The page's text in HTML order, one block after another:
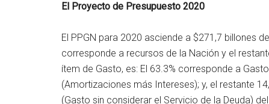
El Proyecto de Presupuesto 2020
El PPGN para 2020 asciende a $271,7 billones
corresponde a recursos de la Nación y el
ítem de Gasto, es: El 63.3% corresponde a
(Amortizaciones más Intereses); y, el restante
(Gasto sin considerar el Servicio de la Deuda)